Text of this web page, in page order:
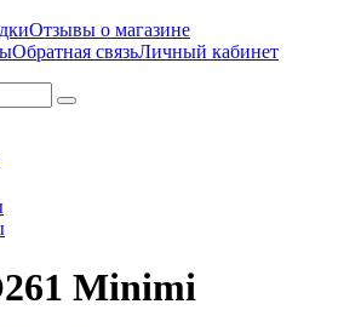
Отзывы о магазине
Обратная связьЛичный кабинет
Minimi